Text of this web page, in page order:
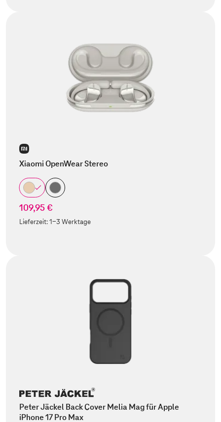
Xiaomi OpenWear Stereo
109,95 €
Lieferzeit:1-3 Werktage
Peter Jäckel Back Cover Melia Mag für Apple
iPhone 17 Pro Max